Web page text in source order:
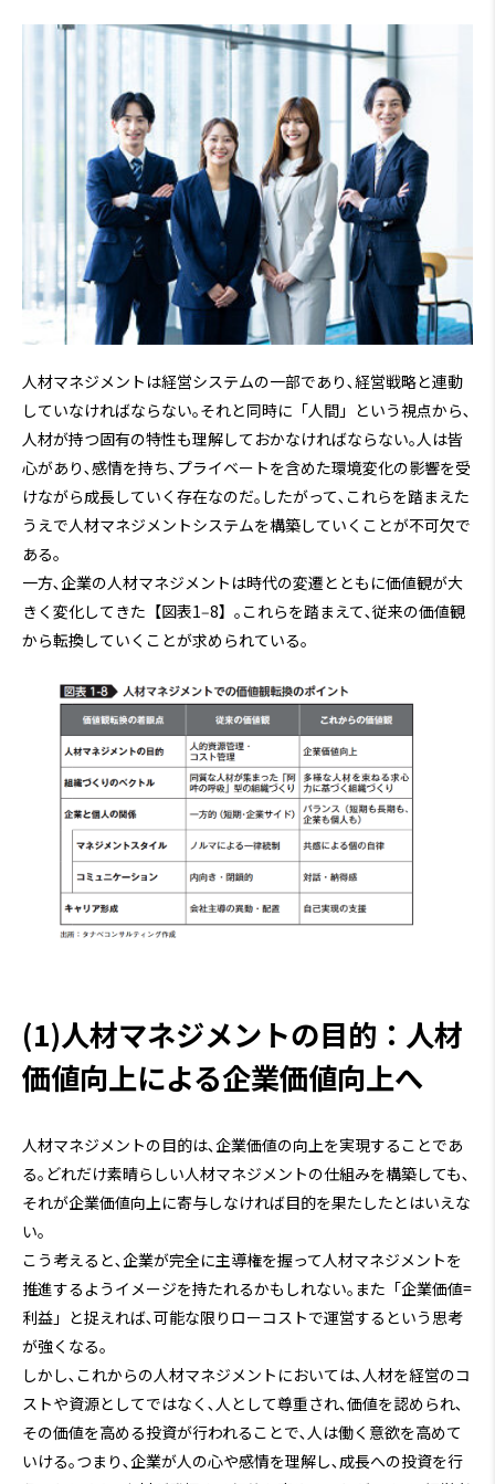
人材マネジメントは経営システムの一部であり､経営戦略と連動
していなければならない｡それと同時に「人間」という視点から､
人材が持つ固有の特性も理解しておかなければならない｡人は皆
心があり､感情を持ち､プライベートを含めた環境変化の影響を受
けながら成長していく存在なのだ｡したがって､これらを踏まえた
うえで人材マネジメントシステムを構築していくことが不可欠で
ある｡
一方､企業の人材マネジメントは時代の変遷とともに価値観が大
きく変化してきた【図表1‒8】｡これらを踏まえて､従来の価値観
から転換していくことが求められている｡
(1)人材マネジメントの目的：人材
価値向上による企業価値向上へ
人材マネジメントの目的は､企業価値の向上を実現することであ
る｡どれだけ素晴らしい人材マネジメントの仕組みを構築しても､
それが企業価値向上に寄与しなければ目的を果たしたとはいえな
い｡
こう考えると､企業が完全に主導権を握って人材マネジメントを
推進するようイメージを持たれるかもしれない｡また「企業価値=
利益」と捉えれば､可能な限りローコストで運営するという思考
が強くなる｡
しかし､これからの人材マネジメントにおいては､人材を経営のコ
ストや資源としてではなく､人として尊重され､価値を認められ､
その価値を高める投資が行われることで､人は働く意欲を高めて
いける｡つまり､企業が人の心や感情を理解し､成長への投資を行